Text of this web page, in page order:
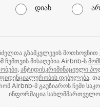
დიახ
გზამკვლევის მოთხოვნით
ჩემთვის მისაღებია Airbnb‑ს
,ანტიდისკრიმინაციული
დებულება.
Airbnb‑მ გაუზიაროს ჩემი
ინფორმაცია